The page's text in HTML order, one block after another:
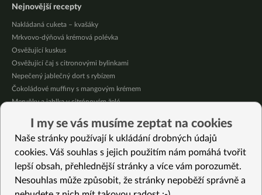
Nejnovější recepty
Nakládaná cuketa – kvašáky
Mrkvovo-dýňová krémová polévka
Osvěžující kuskus
Osvěžující čaj s citronovými bylinkami
Nepečený jablečný dort s rybízem
Čokoládové muffiny s mangovým krémem
Meruňky a jablka v citrónovém želé
Celozrnná rýže basmati se zeleninou
Citrónové muffiny s borůvkovým krémem
Vybrané recepty
I my se vás musíme zeptat na cookies
Naše stránky používají k ukládání drobných údajů
cookies. Váš souhlas s jejich použitím nám pomáhá tvořit
lepší obsah, přehlednější stránky a více vám porozumět.
Nesouhlas může způsobit, že stránky nepoběží správně a